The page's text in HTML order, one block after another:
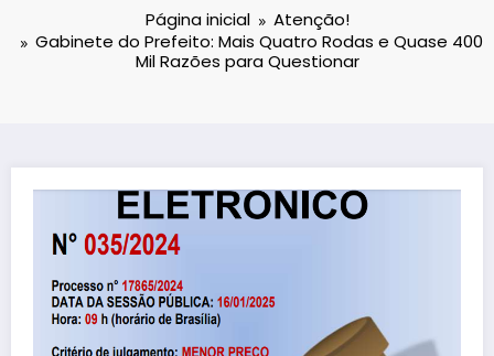
Página inicial
Atenção!
Gabinete do Prefeito: Mais Quatro Rodas e Quase 400
Mil Razões para Questionar